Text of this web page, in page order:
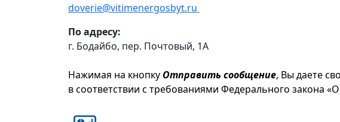
doverie@vitimenergosbyt.ru
По адресу:
г. Бодайбо, пер. Почтовый, 1А
Нажимая на кнопку Отправить сообщение, Вы даете
в соответствии с требованиями Федерального закона